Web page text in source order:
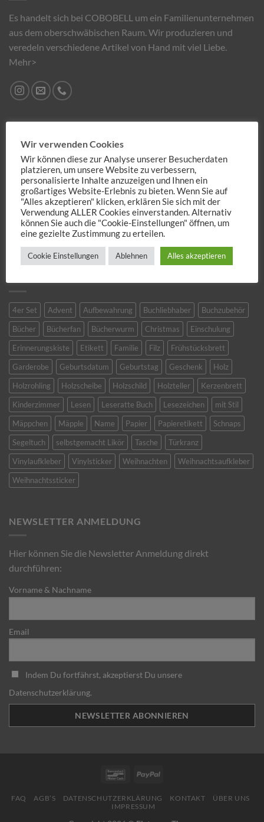
Es handelt sich bei COBOBELL um ein Familienunternehmen
aus dem oberschwäbischen Raum. Wir produzieren und
veredeln verschiedene Artikel von Hand mit viel Liebe.
Mehr>
22
Okt.
Weihnachten steht vor der Türe
Keine
Kommentare
zu
Weihnachten
vor
der
Türe
22
März
NEUE Produkte passend fürs Osterfest
Keine
Kommentare
zu
NEUE
fürs
Osterfest
22 COBOBELL ist Online
Keine
Kommentare
zu
Online
4er Set Advent Aufbewahrung Buchliebhaber
Buchzubehör
Bücher
Bücherfan Bücherwurm Christmas
Einschulung
Erinnerungskiste
Etikett Familie Filz
Frühstücksbrett
Garderobe
Geburtsdatum Geburtstag Geschenk
Holz
Holzrohling
Holzscheibe Holzschild Holzteller
Kerzenbrett
Kinderzimmer
Lesen Leseratte Buch Lesezeichen
mit Stil
Mäppchen
Mäpple Name Papier Papieretikett
Schnaps
Segeltuch
selbstgemacht Likör Tasche
Türkranz
Vinylaufkleber
Vinylsticker Weihnachten
Weihnachtsaufkleber
Weihnachtssticker
NEWSLETTER ANMELDUNG
Hier können Sie die Newsletter Anmeldung direkt
durchführen:
Vorname & Nachname
Email
Indem Du fortfährst, akzeptierst Du unsere
Datenschutzerklärung.
BancontactPayPal
FAQ AGB’S DATENSCHUTZERKLÄRUNG KONTAKT
ÜBER UNS
IMPRESSUM
Wir verwenden Cookies
Wir können diese zur Analyse unserer Besucherdaten
platzieren, um unsere Website zu verbessern,
personalisierte Inhalte anzuzeigen und Ihnen ein
großartiges Website-Erlebnis zu bieten. Wenn Sie auf
"Alles akzeptieren" klicken, erklären Sie sich mit der
Verwendung ALLER Cookies einverstanden. Alternativ
können Sie auch die "Cookie-Einstellungen" öffnen, um
eine gezielte Zustimmung zu erteilen.
Cookie Einstellungen Ablehnen Alles akzeptieren